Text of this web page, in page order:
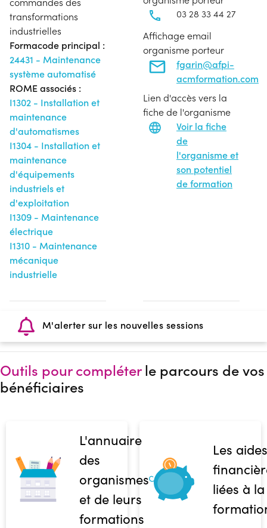
transformations
industrielles
Formacode principal :
24431 - Maintenance
système automatisé
ROME associés :
I1302 - Installation et
maintenance
d'automatismes
I1304 - Installation et
maintenance
d'équipements
industriels et
d'exploitation
I1309 - Maintenance
électrique
I1310 - Maintenance
mécanique
industrielle
03 28 33 44 27
Affichage email
organisme porteur
fgarin@afpi-
acmformation.com
Lien d'accès vers la
fiche de l'organisme
Voir la fiche
de
l'organisme et
son potentiel
de formation
M'alerter sur les nouvelles sessions
Outils pour compléterle parcours de vos
bénéficiaires
L'annuaire
des
organismes
et de leurs
formations
Les aides
liées à la